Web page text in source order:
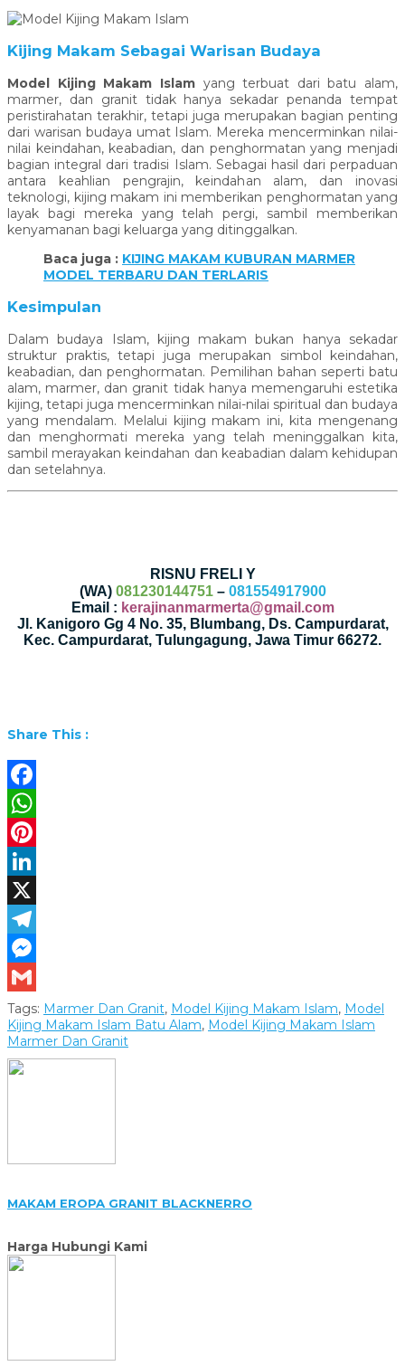
Kijing Makam Sebagai Warisan Budaya
Model Kijing Makam Islamyang terbuat dari batu alam,
marmer, dan granit tidak hanya sekadar penanda tempat
peristirahatan terakhir, tetapi juga merupakan bagian penting
dari warisan budaya umat Islam. Mereka mencerminkan nilai-
nilai keindahan, keabadian, dan penghormatan yang menjadi
bagian integral dari tradisi Islam. Sebagai hasil dari perpaduan
antara keahlian pengrajin, keindahan alam, dan inovasi
teknologi, kijing makam ini memberikan penghormatan yang
layak bagi mereka yang telah pergi, sambil memberikan
kenyamanan bagi keluarga yang ditinggalkan.
Baca juga : KIJING MAKAM KUBURAN MARMER
MODEL TERBARU DAN TERLARIS
Kesimpulan
Dalam budaya Islam, kijing makam bukan hanya sekadar
struktur praktis, tetapi juga merupakan simbol keindahan,
keabadian, dan penghormatan. Pemilihan bahan seperti batu
alam, marmer, dan granit tidak hanya memengaruhi estetika
kijing, tetapi juga mencerminkan nilai-nilai spiritual dan budaya
yang mendalam. Melalui kijing makam ini, kita mengenang
dan menghormati mereka yang telah meninggalkan kita,
sambil merayakan keindahan dan keabadian dalam kehidupan
dan setelahnya.
RISNU FRELI Y
(WA) 081230144751– 081554917900
Email : kerajinanmarmerta@gmail.com
Jl. Kanigoro Gg 4 No. 35, Blumbang, Ds. Campurdarat,
Kec. Campurdarat, Tulungagung, Jawa Timur 66272.
Share This :
Facebook
WhatsApp
Pinterest
LinkedIn
X
Telegram
Messenger
Gmail
Tags: Marmer Dan Granit, Model Kijing Makam Islam, Model
Kijing Makam Islam Batu Alam, Model Kijing Makam Islam
Marmer Dan Granit
MAKAM EROPA GRANIT BLACKNERRO
Harga Hubungi Kami